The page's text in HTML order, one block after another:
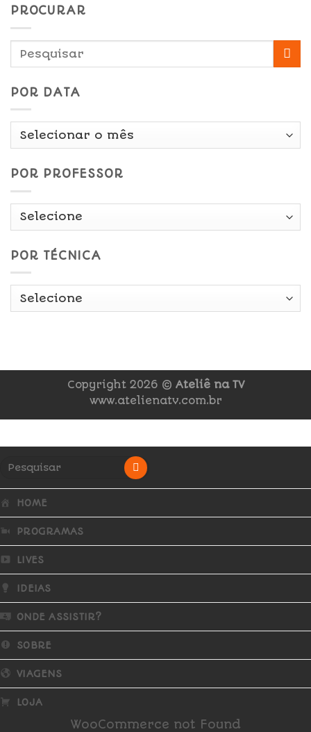
PROCURAR
POR DATA
Por
POR PROFESSOR
POR TÉCNICA
Copyright 2026 © Ateliê na TV
www.atelienatv.com.br
HOME
PROGRAMAS
LIVES
IDEIAS
ONDE ASSISTIR?
SOBRE
VIAGENS
LOJA
WooCommerce not Found